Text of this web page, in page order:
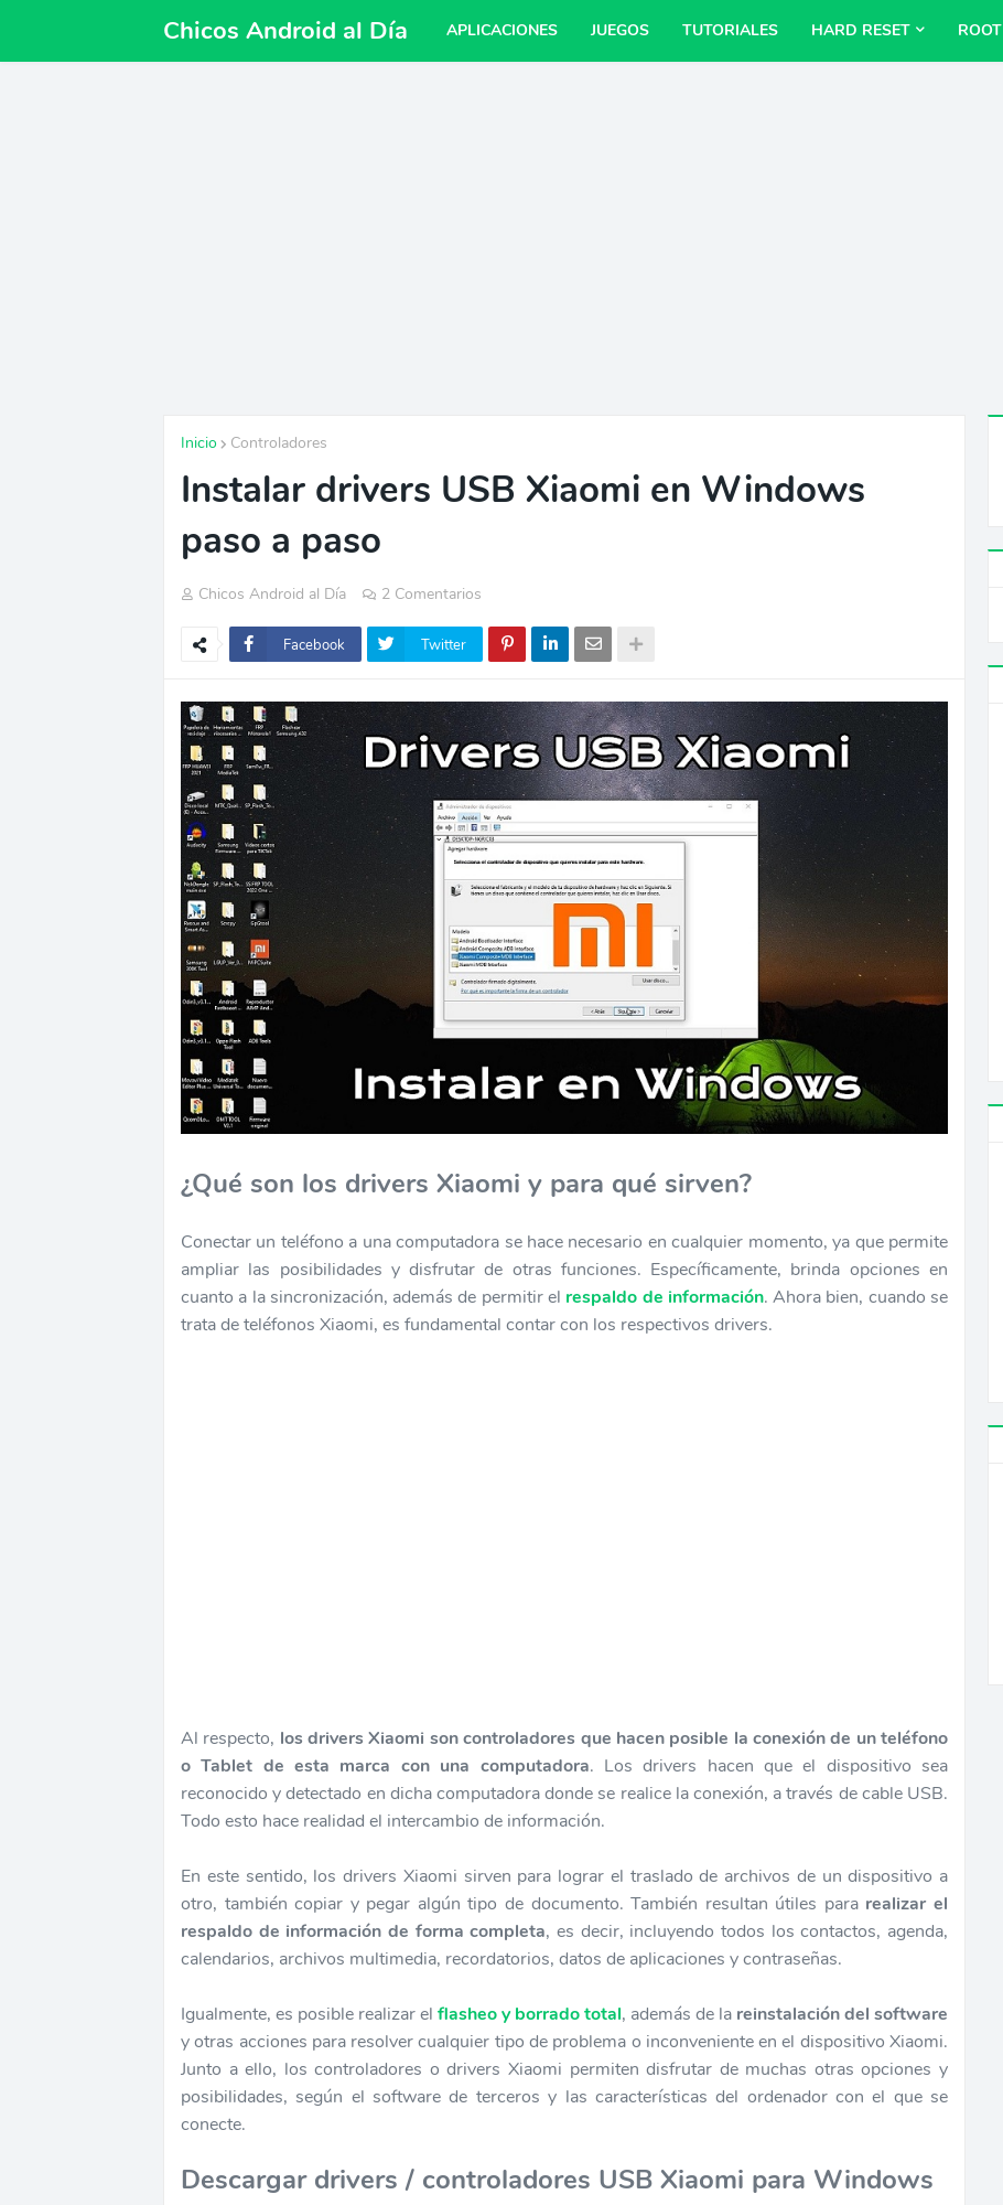
Chicos Android al Día APLICACIONES JUEGOS TUTORIALES HARD RESET ROOT
Inicio Controladores
Instalar drivers USB Xiaomi en Windows
paso a paso
Chicos Android al Día 2 Comentarios
Facebook Twitter
¿Qué son los drivers Xiaomi y para qué sirven?
Conectar un teléfono a una computadora se hace necesario en cualquier momento, ya que permite
ampliar las posibilidades y disfrutar de otras funciones. Específicamente, brinda opciones en
cuanto a la sincronización, además de permitir el respaldo de información. Ahora bien, cuando se
trata de teléfonos Xiaomi, es fundamental contar con los respectivos drivers.
Al respecto, los drivers Xiaomi son controladores que hacen posible la conexión de un teléfono
o Tablet de esta marca con una computadora. Los drivers hacen que el dispositivo sea
reconocido y detectado en dicha computadora donde se realice la conexión, a través de cable USB.
Todo esto hace realidad el intercambio de información.
En este sentido, los drivers Xiaomi sirven para lograr el traslado de archivos de un dispositivo a
otro, también copiar y pegar algún tipo de documento. También resultan útiles para realizar el
respaldo de información de forma completa, es decir, incluyendo todos los contactos, agenda,
calendarios, archivos multimedia, recordatorios, datos de aplicaciones y contraseñas.
Igualmente, es posible realizar el flasheo y borrado total, además de la reinstalación del software
y otras acciones para resolver cualquier tipo de problema o inconveniente en el dispositivo Xiaomi.
Junto a ello, los controladores o drivers Xiaomi permiten disfrutar de muchas otras opciones y
posibilidades, según el software de terceros y las características del ordenador con el que se
conecte.
Descargar drivers / controladores USB Xiaomi para Windows